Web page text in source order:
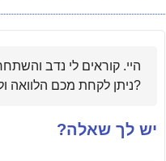
היי. קוראים לי נדב
ניתן לקחת מכם הלוואה ולהתחיל להחזיר אותה רק כשאחזור מהטיול?
יש לך שאלה?